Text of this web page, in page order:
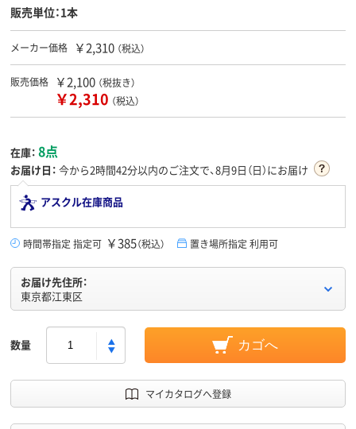
販売単位：1本
メーカー価格 ￥2,310 （税込）
販売価格 ￥2,100 （税抜き）
￥2,310 （税込）
在庫： 8点
お届け日： 今から2時間42分以内のご注文で、8月9日（日）にお届け
アスクル在庫商品
時間帯指定 指定可 ￥385（税込） 置き場所指定 利用可
お届け先住所：
東京都江東区
数量 カゴへ
マイカタログへ登録